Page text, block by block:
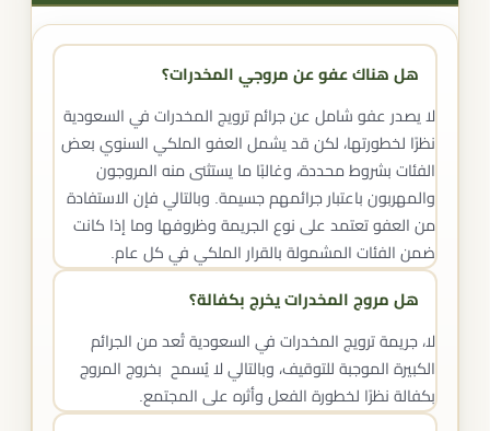
هل هناك عفو عن مروجي المخدرات؟
لا يصدر عفو شامل عن جرائم ترويج المخدرات في السعودية
نظرًا لخطورتها، لكن قد يشمل العفو الملكي السنوي بعض
الفئات بشروط محددة، وغالبًا ما يستثنى منه المروجون
والمهربون باعتبار جرائمهم جسيمة. وبالتالي فإن الاستفادة
من العفو تعتمد على نوع الجريمة وظروفها وما إذا كانت
ضمن الفئات المشمولة بالقرار الملكي في كل عام.
هل مروج المخدرات يخرج بكفالة؟
لا، جريمة ترويج المخدرات في السعودية تُعد من الجرائم
الكبيرة الموجبة للتوقيف، وبالتالي لا يُسمح بخروج المروج
بكفالة نظرًا لخطورة الفعل وأثره على المجتمع.